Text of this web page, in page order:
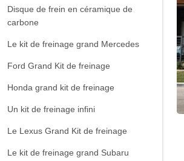
Disque de frein en céramique de
carbone
Le kit de freinage grand Mercedes
Ford Grand Kit de freinage
Honda grand kit de freinage
Un kit de freinage infini
Le Lexus Grand Kit de freinage
Le kit de freinage grand Subaru